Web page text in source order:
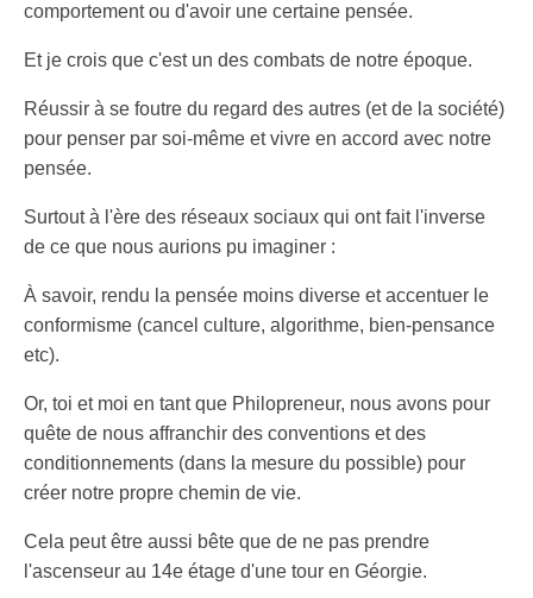
comportement ou d'avoir une certaine pensée.
Et je crois que c'est un des combats de notre époque.
Réussir à se foutre du regard des autres (et de la société)
pour penser par soi-même et vivre en accord avec notre
pensée.
Surtout à l'ère des réseaux sociaux qui ont fait l'inverse
de ce que nous aurions pu imaginer :
À savoir, rendu la pensée moins diverse et accentuer le
conformisme (cancel culture, algorithme, bien-pensance
etc).
Or, toi et moi en tant que Philopreneur, nous avons pour
quête de nous affranchir des conventions et des
conditionnements (dans la mesure du possible) pour
créer notre propre chemin de vie.
Cela peut être aussi bête que de ne pas prendre
l'ascenseur au 14e étage d'une tour en Géorgie.